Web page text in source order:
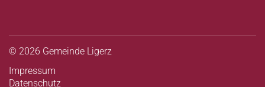
© 2026 Gemeinde Ligerz
Toolbar
Impressum
Datenschutz